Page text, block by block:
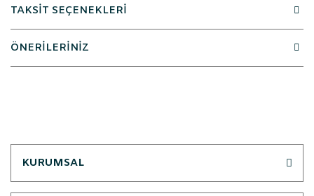
TAKSİT SEÇENEKLERİ
ÖNERİLERİNİZ
KURUMSAL